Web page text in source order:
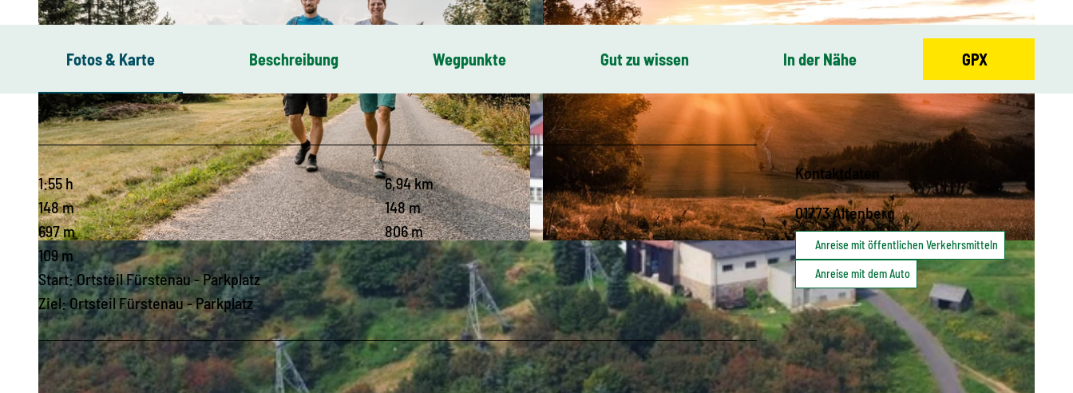
© Phillip Maethner, Tourist-Information Altenberg | © Phillip Maethner, Tourist-Information Altenberg |
Fotos & Karte Beschreibung Wegpunkte Gut zu wissen In der Nähe GPX
1:55 h
6,94 km
148 m
148 m
697 m
806 m
109 m
Start: Ortsteil Fürstenau - Parkplatz
Ziel: Ortsteil Fürstenau - Parkplatz
Kontaktdaten
01773Altenberg
Anreise mit öffentlichen Verkehrsmitteln
Anreise mit dem Auto